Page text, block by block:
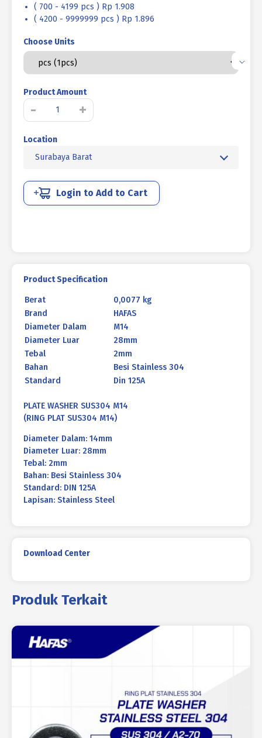
( 700 - 4199 pcs ) Rp 1.908
( 4200 - 9999999 pcs ) Rp 1.896
Choose Units
Product Amount
-
Kuantitas
SUS304
M14
+
Location
Surabaya Barat
Login to Add to Cart
Product Specification
Berat
0,0077 kg
Brand
HAFAS
Diameter Dalam
M14
Diameter Luar
28mm
Tebal
2mm
Bahan
Besi Stainless 304
Standard
Din 125A
PLATE WASHER SUS304 M14
(RING PLAT SUS304 M14)
Diameter Dalam: 14mm
Diameter Luar: 28mm
Tebal: 2mm
Bahan: Besi Stainless 304
Standard: DIN 125A
Lapisan: Stainless Steel
Download Center
Produk Terkait